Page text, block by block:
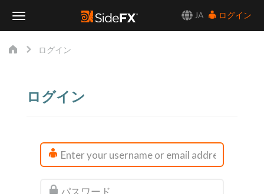
JA
ログイン
ログイン
ログイン